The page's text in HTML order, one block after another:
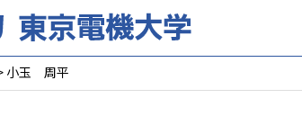
小玉 周平